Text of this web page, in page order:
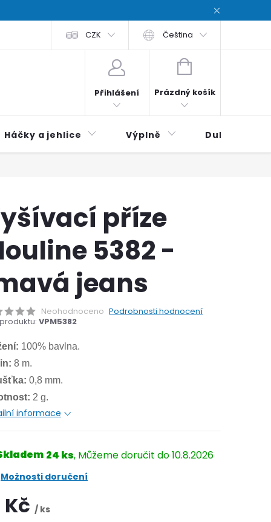
podmínky Zásady ochrana osobních údajů / Privacy
CZK Čeština
Přihlášení
NÁKUPNÍ
Prázdný košík
Háčky a jehlice Výplně Duhová
příze
5382 -
jeans
Neohodnoceno Podrobnosti hodnocení
VPM5382
100% bavlna.
8 m.
0,8 mm.
2 g.
informace
24 ks 10.8.2026
Možnosti doručení
Kč / ks